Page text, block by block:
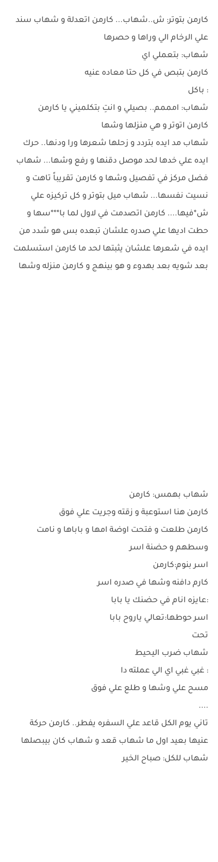
كارمن بتوتر: ش..شهاب... كارمن اتعدلة و شهاب سند
علي الرخام الي وراها و حصرها
شهاب: بتعملي اي
كارمن بتبص في كل حتا معاده عنيه
: باكل
شهاب: امممم.. بصيلي و انتِ بتكلميني يا كارمن
كارمن اتوتر و هي منزلها وشها
شهاب مد ايده بتردد و زحلها شعرها ورا ودنها.. حرك
ايده علي خدها لحد موصل دقنها و رفع وشها... شهاب
فضل مركز في تفصيل وشها و كارمن تقريباً تاهت و
نسيت نفسها... شهاب ميل بتوتر و كل تركيزه علي
ش*فيها.... كارمن اتصدمت في لاول لما با***سها و
حطت اديها علي صدره علشان تبعده بس هو شدد من
ايده في شعرها علشان يثبتها لحد ما كارمن استسلمت
بعد شويه بعد بهدوء و هو بينهج و كارمن منزله وشها
شهاب بهمس: كارمن
كارمن هنا استوعبة و زقته وجريت علي فوق
كارمن طلعت و فتحت اوضة امها و باباها و نامت
وسطهم و حضنة اسر
اسر بنوم:كارمن
كارم دافنه وشها في صدره اسر
:عايزه انام في حضنك يا بابا
اسر حوطها:تعالي ياروح بابا
تحت
شهاب ضرب اليحيط
: غبي غبي اي الي عملته دا
مسح علي وشها و طلع علي فوق
....
تاني يوم الكل قاعد علي السفره يفطر.. كارمن حركة
عنيها بعيد اول ما شهاب قعد و شهاب كان بيبصلها
شهاب للكل: صباح الخير